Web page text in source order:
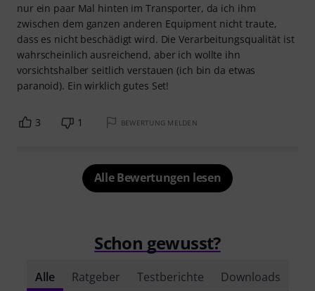
nur ein paar Mal hinten im Transporter, da ich ihm
zwischen dem ganzen anderen Equipment nicht traute,
dass es nicht beschädigt wird. Die Verarbeitungsqualität ist
wahrscheinlich ausreichend, aber ich wollte ihn
vorsichtshalber seitlich verstauen (ich bin da etwas
paranoid). Ein wirklich gutes Set!
3 1 BEWERTUNG MELDEN
Alle Bewertungen lesen
Schon gewusst?
Alle Ratgeber Testberichte Downloads